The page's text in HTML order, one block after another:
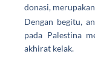
donasi,
Dengan begitu,
pada Palestina
akhirat kelak.